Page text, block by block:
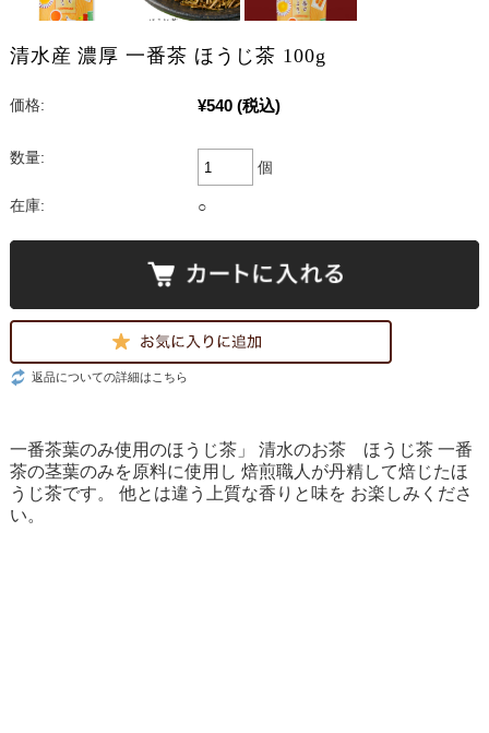
清水産 濃厚 一番茶 ほうじ茶 100g
価格: ¥540 (税込)
数量:
個
在庫: ○
返品についての詳細はこちら
一番茶葉のみ使用のほうじ茶」 清水のお茶 ほうじ茶 一番
茶の茎葉のみを原料に使用し 焙煎職人が丹精して焙じたほ
うじ茶です。 他とは違う上質な香りと味を お楽しみくださ
い。